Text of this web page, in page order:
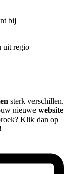
bij
uit regio
sterk verschillen.
nieuwe website
Klik dan op